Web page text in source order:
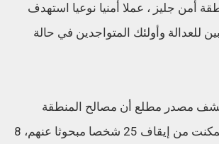
أمن جليز ، عملا أمنيا نوعيا استهدف
للعدالة وأولئك المتواجدين في حالة
كشف مصدر مطلع أن مصالح المنطقة
الأمنية المذكورة تمكنت من إيقاف 25 شخصا مبحوثا عنهم، 8